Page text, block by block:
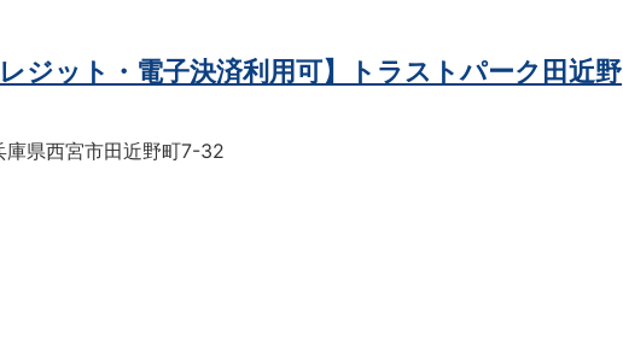
レジット・電子決済利用可】トラストパーク田近野
庫県西宮市田近野町7-32